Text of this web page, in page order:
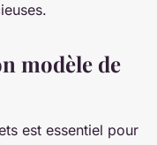
modèle de
est essentiel pour